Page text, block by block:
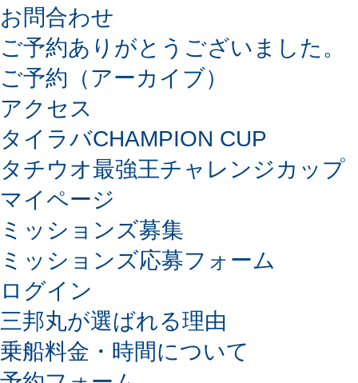
お問合わせ
ご予約ありがとうございました。
ご予約（アーカイブ）
アクセス
タイラバCHAMPION CUP
タチウオ最強王チャレンジカップ
マイページ
ミッションズ募集
ミッションズ応募フォーム
ログイン
三邦丸が選ばれる理由
乗船料金・時間について